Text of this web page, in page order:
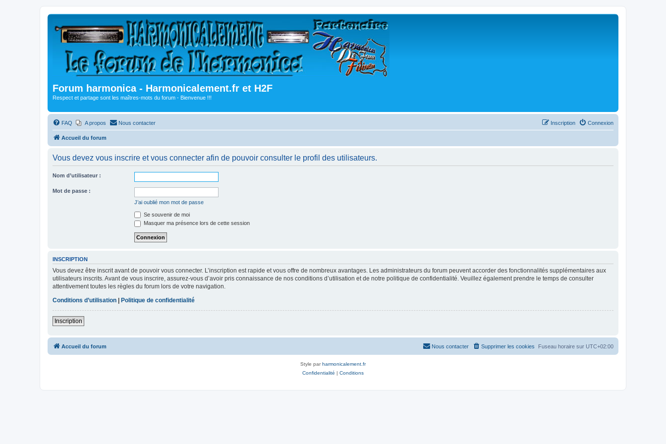
Forum harmonica - Harmonicalement.fr et H2F
Respect et partage sont les maîtres-mots du forum - Bienvenue !!!
FAQ A propos Nous contacter Connexion
Inscription
Accueil du forum
Vous devez vous inscrire et vous connecter afin de pouvoir consulter le profil des utilisateurs.
Nom d’utilisateur :
Mot de passe :
J’ai oublié mon mot de passe
Se souvenir de moi
Masquer ma présence lors de cette session
INSCRIPTION
Vous devez être inscrit avant de pouvoir vous connecter. L’inscription est rapide et vous offre de nombreux avantages. Les administrateurs du forum peuvent accorder des fonctionnalités supplémentaires aux
utilisateurs inscrits. Avant de vous inscrire, assurez-vous d’avoir pris connaissance de nos conditions d’utilisation et de notre politique de confidentialité. Veuillez également prendre le temps de consulter
attentivement toutes les règles du forum lors de votre navigation.
Conditions d’utilisation
Politique de confidentialité
Inscription
Accueil du forum Fuseau horaire sur UTC+02:00
Supprimer les cookies
Nous contacter
Style parharmonicalement.fr
Confidentialité | Conditions